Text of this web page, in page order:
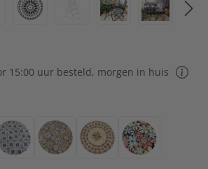
15:00 uur besteld, morgen in huis
white
Bright blueCasa del SolEarth brownFiesta flower